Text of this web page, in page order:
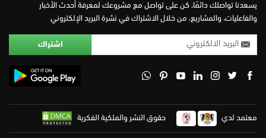
يسعدنا تواصلك دائمًا، كن على تواصل مع مشروعك لمعرفة أحدث الأخبار
والفاعليات، والمشاريع، من خلال الاشتراك في نشرة البريد الإلكتروني
معتمد لدي حقوق النشر والملكية الفكرية